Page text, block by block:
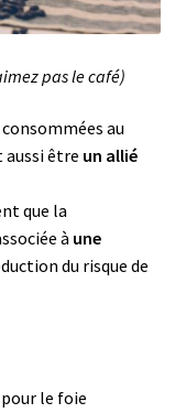
pas le café)
au
aussi être un allié
que la
à une
du risque de
le foie